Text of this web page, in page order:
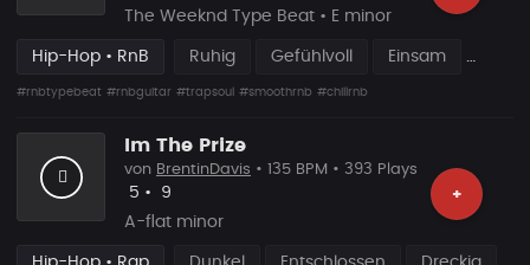
The Weeknd Type Beat • E minor
Hip-Hop • RnB Ruhig Gefühlvoll Einsam
#rnbtypebeat #rnbguitar #trapsoul #smoothrnb #chillrnb
Im The Prize
+
von BrentinDavis • 135 BPM • 393 Plays
Likes
5 • Vorgeschlagen
9
A-flat minor